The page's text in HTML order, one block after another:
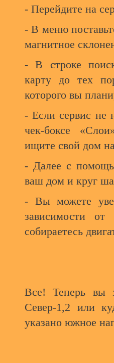
- Перейдите на
- В меню
магнитное
- В строке
карту до тех
которого вы
- Если сервис не
чек-боксе
ищите свой дом
- Далее с
ваш дом и круг
- Вы можете
зависимости
собираетесь
Все! Теперь вы
Север-1,2 или
указано южное